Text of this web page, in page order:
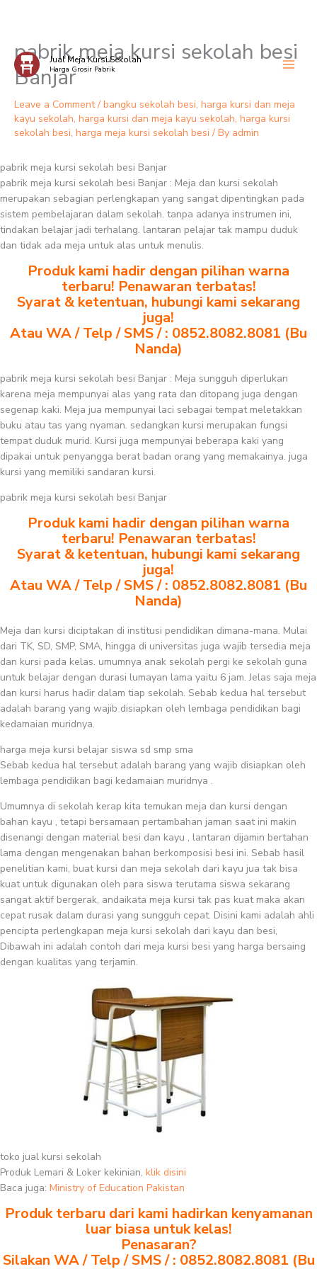
Skip
content
Jual Meja Kursi Sekolah
Harga Grosir Pabrik
pabrik meja kursi sekolah besi
Banjar
Leave a Comment / bangku sekolah besi, harga kursi dan meja
kayu sekolah, harga kursi dan meja kayu sekolah, harga kursi
sekolah besi, harga meja kursi sekolah besi / By admin
pabrik meja kursi sekolah besi Banjar
pabrik meja kursi sekolah besi Banjar : Meja dan kursi sekolah
merupakan sebagian perlengkapan yang sangat dipentingkan pada
sistem pembelajaran dalam sekolah. tanpa adanya instrumen ini,
tindakan belajar jadi terhalang. lantaran pelajar tak mampu duduk
dan tidak ada meja untuk alas untuk menulis.
Produk kami hadir dengan pilihan warna
terbaru! Penawaran terbatas!
Syarat & ketentuan, hubungi kami sekarang
juga!
Atau WA / Telp / SMS / : 0852.8082.8081 (Bu
Nanda)
pabrik meja kursi sekolah besi Banjar : Meja sungguh diperlukan
karena meja mempunyai alas yang rata dan ditopang juga dengan
segenap kaki. Meja jua mempunyai laci sebagai tempat meletakkan
buku atau tas yang nyaman. sedangkan kursi merupakan fungsi
tempat duduk murid. Kursi juga mempunyai beberapa kaki yang
dipakai untuk penyangga berat badan orang yang memakainya. juga
kursi yang memiliki sandaran kursi.
pabrik meja kursi sekolah besi Banjar
Produk kami hadir dengan pilihan warna
terbaru! Penawaran terbatas!
Syarat & ketentuan, hubungi kami sekarang
juga!
Atau WA / Telp / SMS / : 0852.8082.8081 (Bu
Nanda)
Meja dan kursi diciptakan di institusi pendidikan dimana-mana. Mulai
dari TK, SD, SMP, SMA, hingga di universitas juga wajib tersedia meja
dan kursi pada kelas. umumnya anak sekolah pergi ke sekolah guna
untuk belajar dengan durasi lumayan lama yaitu 6 jam. Jelas saja meja
dan kursi harus hadir dalam tiap sekolah. Sebab kedua hal tersebut
adalah barang yang wajib disiapkan oleh lembaga pendidikan bagi
kedamaian muridnya.
harga meja kursi belajar siswa sd smp sma
Sebab kedua hal tersebut adalah barang yang wajib disiapkan oleh
lembaga pendidikan bagi kedamaian muridnya .
Umumnya di sekolah kerap kita temukan meja dan kursi dengan
bahan kayu , tetapi bersamaan pertambahan jaman saat ini makin
disenangi dengan material besi dan kayu , lantaran dijamin bertahan
lama dengan mengenakan bahan berkomposisi besi ini. Sebab hasil
penelitian kami, buat kursi dan meja sekolah dari kayu jua tak bisa
kuat untuk digunakan oleh para siswa terutama siswa sekarang
sangat aktif bergerak, andaikata meja kursi tak pas kuat maka akan
cepat rusak dalam durasi yang sungguh cepat. Disini kami adalah ahli
pencipta perlengkapan meja kursi sekolah dari kayu dan besi,
Dibawah ini adalah contoh dari meja kursi besi yang harga bersaing
dengan kualitas yang terjamin.
toko jual kursi sekolah
Produk Lemari & Loker kekinian, klik disini
Baca juga: Ministry of Education Pakistan
Produk terbaru dari kami hadirkan kenyamanan
luar biasa untuk kelas!
Penasaran?
Silakan WA / Telp / SMS / : 0852.8082.8081 (Bu